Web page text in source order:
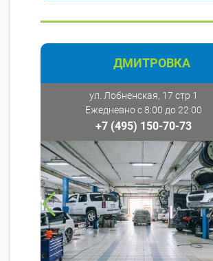
ДМИТРОВКА
ул. Лобненская, 17 стр 1
Ежедневно с 8:00 до 22:00
+7 (495) 150-70-73